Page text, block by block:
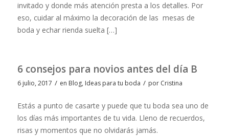
invitado y donde más atención presta a los detalles. Por
eso, cuidar al máximo la decoración de las mesas de
boda y echar rienda suelta […]
6 consejos para novios antes del día B
6 julio, 2017 / en Blog, Ideas para tu boda / por Cristina
Estás a punto de casarte y puede que tu boda sea uno de
los días más importantes de tu vida. Lleno de recuerdos,
risas y momentos que no olvidarás jamás.